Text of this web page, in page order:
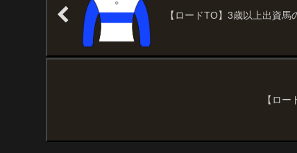
【ロードTO】3歳以上出資馬
【ロ